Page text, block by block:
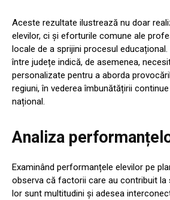
Aceste rezultate ilustrează nu doar
elevilor, ci și eforturile comune ale
locale de a sprijini procesul
între județe indică, de asemenea,
personalizate pentru a aborda
regiuni, în vederea îmbunătățirii
național.
Analiza
Examinând performanțele elevilor pe
observa că factorii care au contribuit la
lor sunt multitudini și adesea